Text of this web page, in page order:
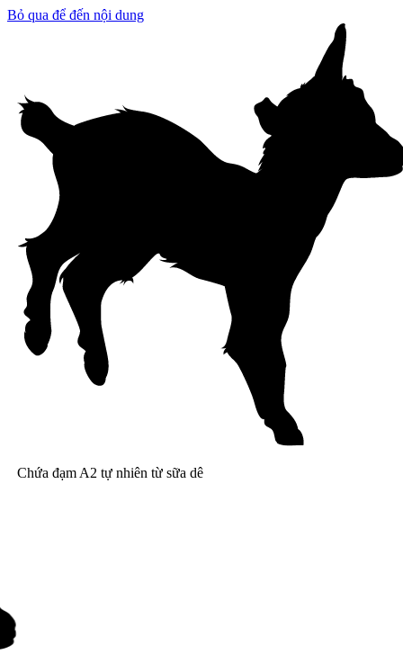
Bỏ qua để đến nội dung
Chứa đạm A2 tự nhiên từ sữa dê